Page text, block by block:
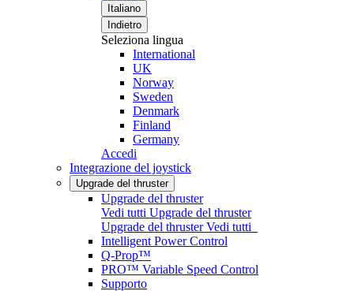
Italiano
Indietro
Seleziona lingua
International
UK
Norway
Sweden
Denmark
Finland
Germany
Accedi
Integrazione del joystick
Upgrade del thruster
Upgrade del thruster
Vedi tutti Upgrade del thruster
Upgrade del thrusterVedi tutti
Intelligent Power Control
Q-Prop™
PRO™ Variable Speed Control
Supporto